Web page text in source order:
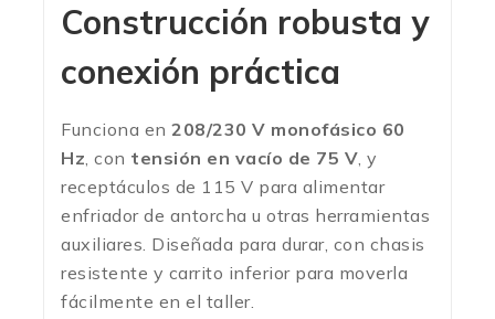
Construcción robusta y
conexión práctica
Funciona en 208/230 V monofásico 60
Hz, con tensión en vacío de 75 V, y
receptáculos de 115 V para alimentar
enfriador de antorcha u otras herramientas
auxiliares. Diseñada para durar, con chasis
resistente y carrito inferior para moverla
fácilmente en el taller.